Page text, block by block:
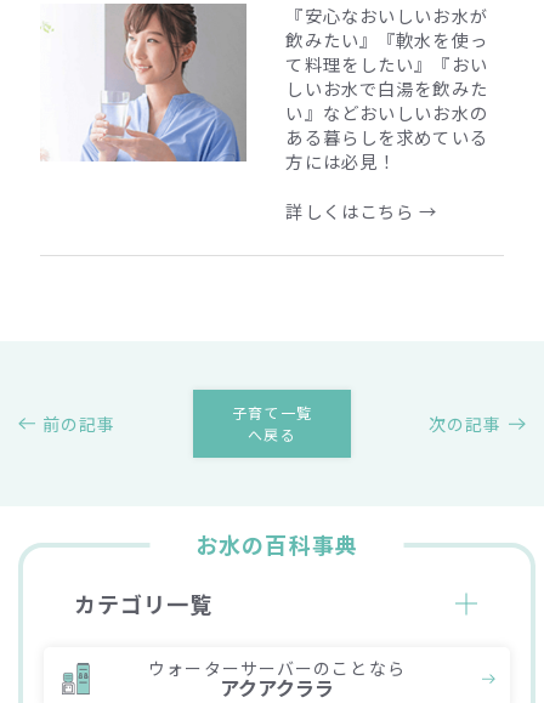
『安心なおいしいお水が
飲みたい』『軟水を使っ
て料理をしたい』『おい
しいお水で白湯を飲みた
い』 などおいしいお水の
ある暮らしを求めている
方には必見！
詳しくはこちら →
前の記事
子育て一覧
へ戻る
次の記事
お水の百科事典
カテゴリ一覧
ウォーターサーバーのことなら
アクアクララ